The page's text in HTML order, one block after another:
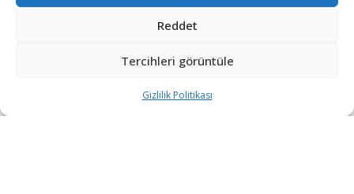
Reddet
Tercihleri görüntüle
Gizlilik Politikası
Bölge basınında çıkan haberlere göre, ülkelerindeki
iyi bir hayat aramak için yola çıkan Honduraslı 200